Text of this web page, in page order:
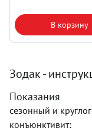
В корзину
Зодак -
Показания
сезонный и
конъюнктивит;